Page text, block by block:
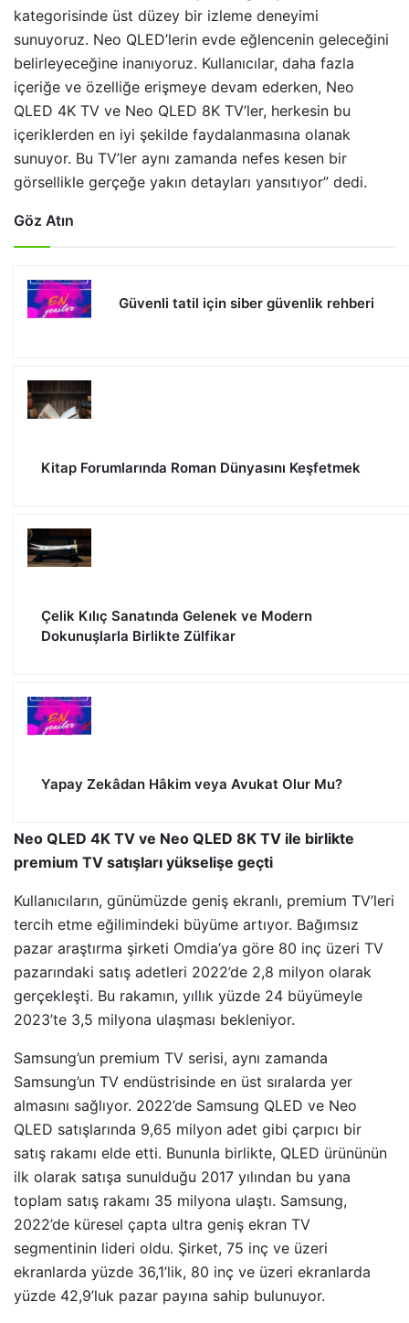
kategorisinde üst düzey bir izleme deneyimi
sunuyoruz. Neo QLED’lerin evde eğlencenin geleceğini
belirleyeceğine inanıyoruz. Kullanıcılar, daha fazla
içeriğe ve özelliğe erişmeye devam ederken, Neo
QLED 4K TV ve Neo QLED 8K TV’ler, herkesin bu
içeriklerden en iyi şekilde faydalanmasına olanak
sunuyor. Bu TV’ler aynı zamanda nefes kesen bir
görsellikle gerçeğe yakın detayları yansıtıyor” dedi.
Göz Atın
Güvenli tatil için siber güvenlik rehberi
Kitap Forumlarında Roman Dünyasını Keşfetmek
Çelik Kılıç Sanatında Gelenek ve Modern
Dokunuşlarla Birlikte Zülfikar
Yapay Zekâdan Hâkim veya Avukat Olur Mu?
Neo QLED 4K TV ve Neo QLED 8K TV ile birlikte
premium TV satışları yükselişe geçti
Kullanıcıların, günümüzde geniş ekranlı, premium TV’leri
tercih etme eğilimindeki büyüme artıyor. Bağımsız
pazar araştırma şirketi Omdia’ya göre 80 inç üzeri TV
pazarındaki satış adetleri 2022’de 2,8 milyon olarak
gerçekleşti. Bu rakamın, yıllık yüzde 24 büyümeyle
2023’te 3,5 milyona ulaşması bekleniyor.
Samsung’un premium TV serisi, aynı zamanda
Samsung’un TV endüstrisinde en üst sıralarda yer
almasını sağlıyor. 2022’de Samsung QLED ve Neo
QLED satışlarında 9,65 milyon adet gibi çarpıcı bir
satış rakamı elde etti. Bununla birlikte, QLED ürününün
ilk olarak satışa sunulduğu 2017 yılından bu yana
toplam satış rakamı 35 milyona ulaştı. Samsung,
2022’de küresel çapta ultra geniş ekran TV
segmentinin lideri oldu. Şirket, 75 inç ve üzeri
ekranlarda yüzde 36,1’lik, 80 inç ve üzeri ekranlarda
yüzde 42,9’luk pazar payına sahip bulunuyor.